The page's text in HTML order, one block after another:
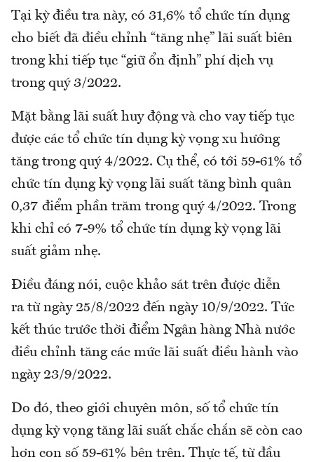
Tại kỳ điều tra này, có 31,6% tổ chức tín dụng
cho biết đã điều chỉnh “tăng nhẹ” lãi suất biên
trong khi tiếp tục “giữ ổn định” phí dịch vụ
trong quý 3/2022.
Mặt bằng lãi suất huy động và cho vay tiếp tục
được các tổ chức tín dụng kỳ vọng xu hướng
tăng trong quý 4/2022. Cụ thể, có tới 59-61% tổ
chức tín dụng kỳ vọng lãi suất tăng bình quân
0,37 điểm phần trăm trong quý 4/2022. Trong
khi chỉ có 7-9% tổ chức tín dụng kỳ vọng lãi
suất giảm nhẹ.
Điều đáng nói, cuộc khảo sát trên được diễn
ra từ ngày 25/8/2022 đến ngày 10/9/2022. Tức
kết thúc trước thời điểm Ngân hàng Nhà nước
điều chỉnh tăng các mức lãi suất điều hành vào
ngày 23/9/2022.
Do đó, theo giới chuyên môn, số tổ chức tín
dụng kỳ vọng tăng lãi suất chắc chắn sẽ còn cao
hơn con số 59-61% bên trên. Thực tế, từ đầu